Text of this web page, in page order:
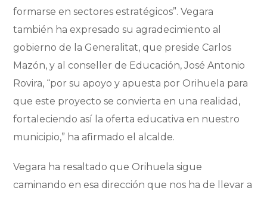
formarse en sectores estratégicos”. Vegara
también ha expresado su agradecimiento al
gobierno de la Generalitat, que preside Carlos
Mazón, y al conseller de Educación, José Antonio
Rovira, “por su apoyo y apuesta por Orihuela para
que este proyecto se convierta en una realidad,
fortaleciendo así la oferta educativa en nuestro
municipio,” ha afirmado el alcalde.
Vegara ha resaltado que Orihuela sigue
caminando en esa dirección que nos ha de llevar a